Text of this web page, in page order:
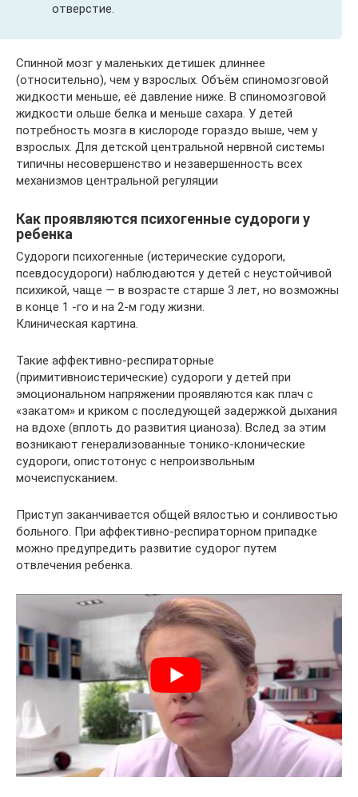
отверстие.
Спинной мозг у маленьких детишек длиннее
(относительно), чем у взрослых. Объём спиномозговой
жидкости меньше, её давление ниже. В спиномозговой
жидкости ольше белка и меньше сахара. У детей
потребность мозга в кислороде гораздо выше, чем у
взрослых. Для детской центральной нервной системы
типичны несовершенство и незавершенность всех
механизмов центральной регуляции
Как проявляются психогенные судороги у
ребенка
Судороги психогенные (истерические судороги,
псевдосудороги) наблюдаются у детей с неустойчивой
психикой, чаще — в возрасте старше 3 лет, но возможны
в конце 1 -го и на 2-м году жизни.
Клиническая картина.
Такие аффективно-респираторные
(примитивноистерические) судороги у детей при
эмоциональном напряжении проявляются как плач с
«закатом» и криком с последующей задержкой дыхания
на вдохе (вплоть до развития цианоза). Вслед за этим
возникают генерализованные тонико-клонические
судороги, опистотонус с непроизвольным
мочеиспусканием.
Приступ заканчивается общей вялостью и сонливостью
больного. При аффективно-респираторном припадке
можно предупредить развитие судорог путем
отвлечения ребенка.